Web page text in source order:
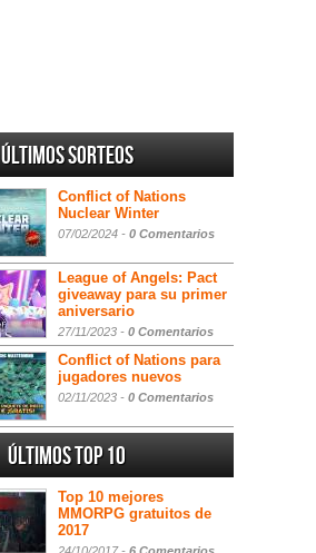
Últimos sorteos
Conflict of Nations
Nuclear Winter
07/02/2024 - 0 Comentarios
League of Angels: Pact
giveaway para su primer
aniversario
27/11/2023 - 0 Comentarios
Conflict of Nations para
jugadores nuevos
02/11/2023 - 0 Comentarios
Últimos Top 10
Top 10 mejores
MMORPG gratuitos de
2017